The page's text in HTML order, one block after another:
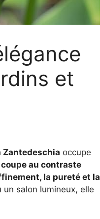
et
Zantedeschia occupe
au contraste
la pureté et la
salon lumineux, elle